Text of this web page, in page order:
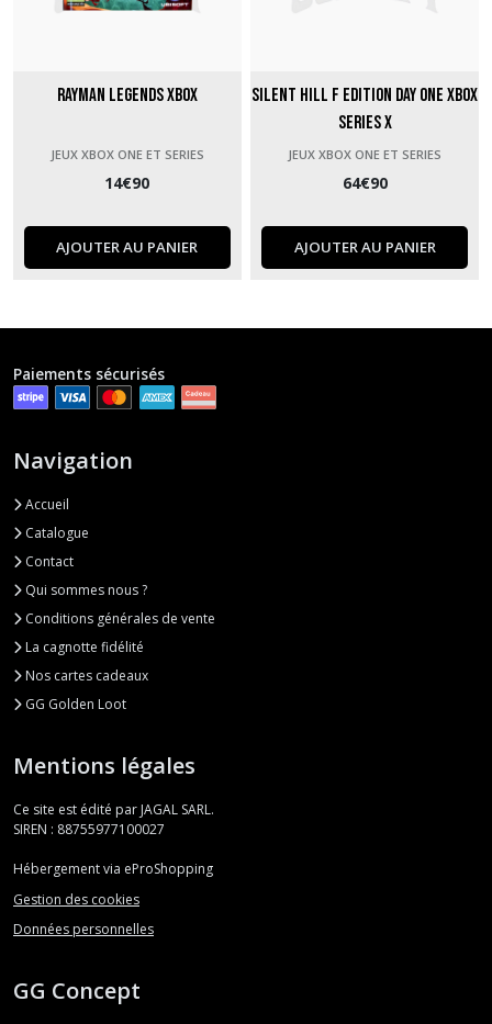
Rayman Legends Xbox
JEUX XBOX ONE ET SERIES
14€90
AJOUTER AU PANIER
Silent Hill f Edition Day One Xbox
Series X
JEUX XBOX ONE ET SERIES
64€90
AJOUTER AU PANIER
Paiements sécurisés
Navigation
Accueil
Catalogue
Contact
Qui sommes nous ?
Conditions générales de vente
La cagnotte fidélité
Nos cartes cadeaux
GG Golden Loot
Mentions légales
Ce site est édité par JAGAL SARL.
SIREN : 88755977100027
Hébergement via eProShopping
Gestion des cookies
Données personnelles
GG Concept